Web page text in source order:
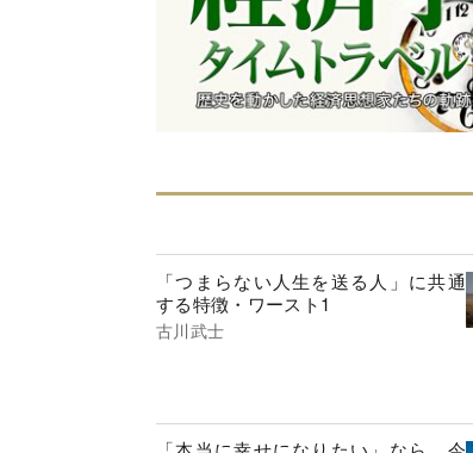
「つまらない人生を送る人」に共通
する特徴・ワースト1
古川武士